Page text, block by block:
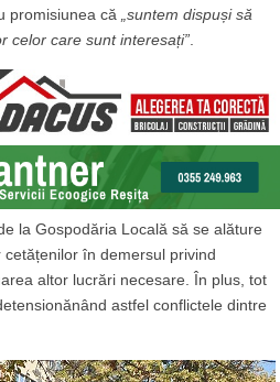
promisiunea că
„suntem dispuși să
celor care sunt interesați”
la Gospodăria Locală să se alăture
în demersul privind
altor lucrări necesare. În plus, tot
astfel conflictele dintre